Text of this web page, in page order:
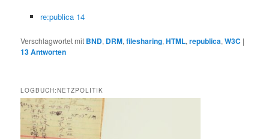
re:publica 14
Verschlagwortet mit BND, DRM,filesharing,HTML,republica,W3C |
13Antworten
LOGBUCH:NETZPOLITIK